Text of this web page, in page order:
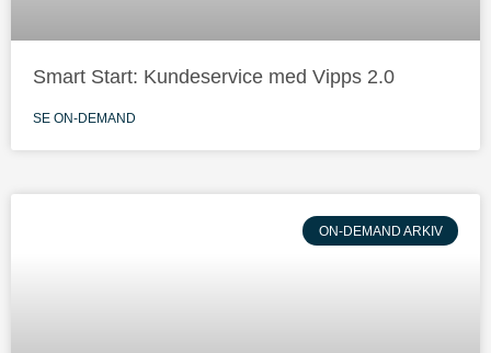
Smart Start: Kundeservice med Vipps 2.0
SE ON-DEMAND
ON-DEMAND ARKIV